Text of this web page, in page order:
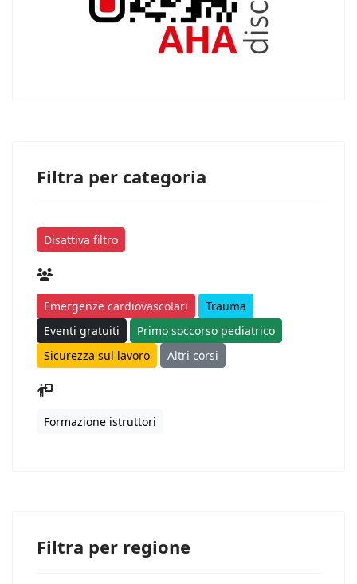
Filtra per categoria
Disattiva filtro
Emergenze cardiovascolari
Trauma
Eventi gratuiti
Primo soccorso pediatrico
Sicurezza sul lavoro
Altri corsi
Formazione istruttori
Filtra per regione